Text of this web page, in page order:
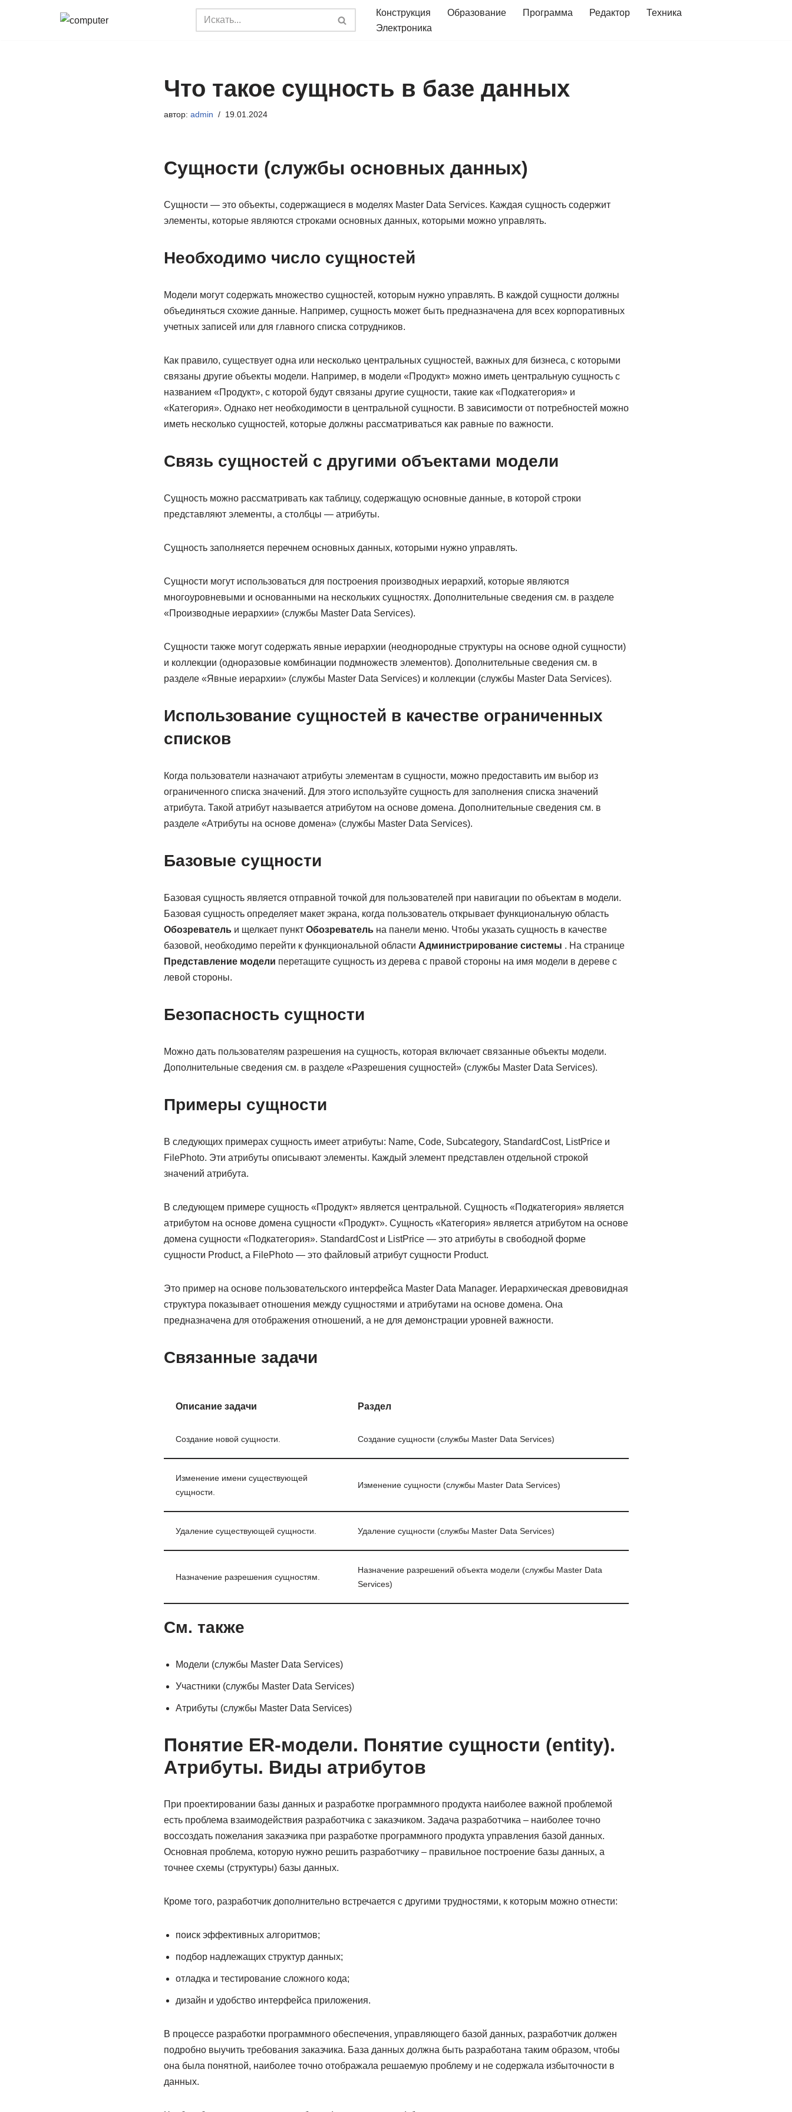
Конструкция Образование Программа Редактор
Техника
Электроника
Что такое сущность в базе данных
автор: admin 19.01.2024
Сущности (службы основных данных)
Сущности — это объекты, содержащиеся в моделях Master Data Services. Каждая сущность содержит
элементы, которые являются строками основных данных, которыми можно управлять.
Необходимо число сущностей
Модели могут содержать множество сущностей, которым нужно управлять. В каждой сущности должны
объединяться схожие данные. Например, сущность может быть предназначена для всех корпоративных
учетных записей или для главного списка сотрудников.
Как правило, существует одна или несколько центральных сущностей, важных для бизнеса, с которыми
связаны другие объекты модели. Например, в модели «Продукт» можно иметь центральную сущность с
названием «Продукт», с которой будут связаны другие сущности, такие как «Подкатегория» и
«Категория». Однако нет необходимости в центральной сущности. В зависимости от потребностей можно
иметь несколько сущностей, которые должны рассматриваться как равные по важности.
Связь сущностей с другими объектами модели
Сущность можно рассматривать как таблицу, содержащую основные данные, в которой строки
представляют элементы, а столбцы — атрибуты.
Сущность заполняется перечнем основных данных, которыми нужно управлять.
Сущности могут использоваться для построения производных иерархий, которые являются
многоуровневыми и основанными на нескольких сущностях. Дополнительные сведения см. в разделе
«Производные иерархии» (службы Master Data Services).
Сущности также могут содержать явные иерархии (неоднородные структуры на основе одной сущности)
и коллекции (одноразовые комбинации подмножеств элементов). Дополнительные сведения см. в
разделе «Явные иерархии» (службы Master Data Services) и коллекции (службы Master Data Services).
Использование сущностей в качестве ограниченных
списков
Когда пользователи назначают атрибуты элементам в сущности, можно предоставить им выбор из
ограниченного списка значений. Для этого используйте сущность для заполнения списка значений
атрибута. Такой атрибут называется атрибутом на основе домена. Дополнительные сведения см. в
разделе «Атрибуты на основе домена» (службы Master Data Services).
Базовые сущности
Базовая сущность является отправной точкой для пользователей при навигации по объектам в модели.
Базовая сущность определяет макет экрана, когда пользователь открывает функциональную область
Обозревательи щелкает пункт Обозревательна панели меню. Чтобы указать сущность в качестве
базовой, необходимо перейти к функциональной области Администрирование системы . На странице
Представление модели перетащите сущность из дерева с правой стороны на имя модели в дереве с
левой стороны.
Безопасность сущности
Можно дать пользователям разрешения на сущность, которая включает связанные объекты модели.
Дополнительные сведения см. в разделе «Разрешения сущностей» (службы Master Data Services).
Примеры сущности
В следующих примерах сущность имеет атрибуты: Name, Code, Subcategory, StandardCost, ListPrice и
FilePhoto. Эти атрибуты описывают элементы. Каждый элемент представлен отдельной строкой
значений атрибута.
В следующем примере сущность «Продукт» является центральной. Сущность «Подкатегория» является
атрибутом на основе домена сущности «Продукт». Сущность «Категория» является атрибутом на основе
домена сущности «Подкатегория». StandardCost и ListPrice — это атрибуты в свободной форме
сущности Product, а FilePhoto — это файловый атрибут сущности Product.
Это пример на основе пользовательского интерфейса Master Data Manager. Иерархическая древовидная
структура показывает отношения между сущностями и атрибутами на основе домена. Она
предназначена для отображения отношений, а не для демонстрации уровней важности.
Связанные задачи
Описание задачи Раздел
Создание новой сущности. Создание сущности (службы Master Data Services)
Изменение имени существующей
сущности.
Изменение сущности (службы Master Data Services)
Удаление существующей сущности. Удаление сущности (службы Master Data Services)
Назначение разрешения сущностям.
Назначение разрешений объекта модели (службы Master Data
Services)
См. также
Модели (службы Master Data Services)
Участники (службы Master Data Services)
Атрибуты (службы Master Data Services)
Понятие ER-модели. Понятие сущности (entity).
Атрибуты. Виды атрибутов
При проектировании базы данных и разработке программного продукта наиболее важной проблемой
есть проблема взаимодействия разработчика с заказчиком. Задача разработчика – наиболее точно
воссоздать пожелания заказчика при разработке программного продукта управления базой данных.
Основная проблема, которую нужно решить разработчику – правильное построение базы данных, а
точнее схемы (структуры) базы данных.
Кроме того, разработчик дополнительно встречается с другими трудностями, к которым можно отнести:
поиск эффективных алгоритмов;
подбор надлежащих структур данных;
отладка и тестирование сложного кода;
дизайн и удобство интерфейса приложения.
В процессе разработки программного обеспечения, управляющего базой данных, разработчик должен
подробно выучить требования заказчика. База данных должна быть разработана таким образом, чтобы
она была понятной, наиболее точно отображала решаемую проблему и не содержала избыточности в
данных.